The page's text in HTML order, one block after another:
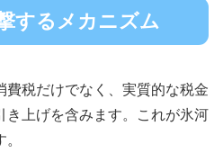
するメカニズム
費税だけでなく、実質的な税金
き上げを含みます。これが氷河